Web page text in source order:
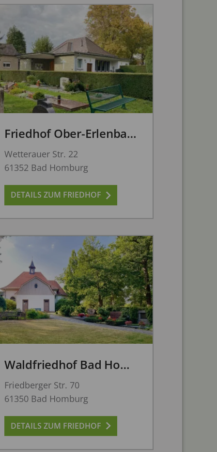
Friedhof Ober-Erlenbach
Wetterauer Str. 22
61352 Bad Homburg
DETAILS ZUM FRIEDHOF
Waldfriedhof Bad Homburg
Friedberger Str. 70
61350 Bad Homburg
DETAILS ZUM FRIEDHOF